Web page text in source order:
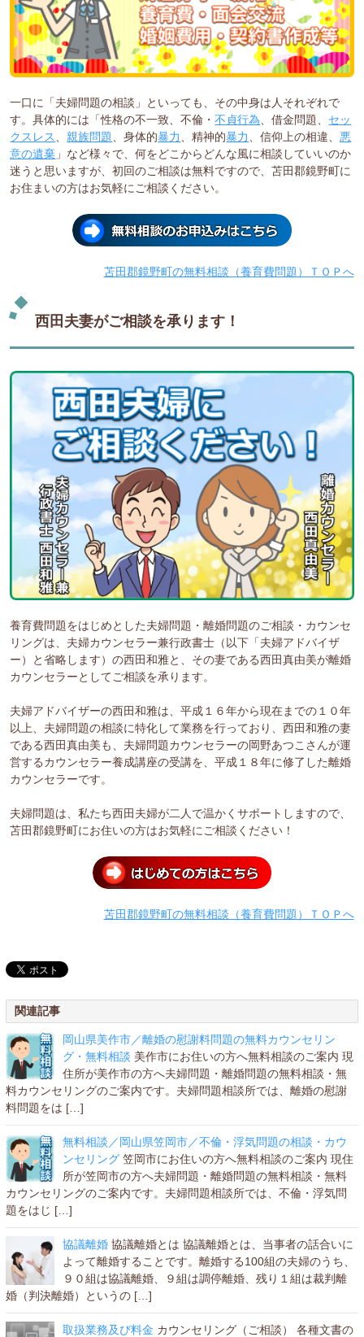
一口に「夫婦問題の相談」といっても、その中身は人それぞれで
す。具体的には「性格の不一致、不倫・不貞行為、借金問題、 セッ
クスレス、親族問題、身体的暴力、精神的暴力、信仰上の相違、悪
意の遺棄 」など様々で、何をどこからどんな風に相談していいのか
迷うと思いますが、初回のご相談は無料ですので、苫田郡鏡野町に
お住まいの方はお気軽にご相談ください。
苫田郡鏡野町の無料相談（養育費問題）ＴＯＰへ
西田夫妻がご相談を承ります！
養育費問題をはじめとした夫婦問題・離婚問題のご相談・カウンセ
リングは、夫婦カウンセラー兼行政書士（以下「夫婦アドバイザ
ー）と省略します）の西田和雅と、その妻である西田真由美が離婚
カウンセラーとしてご相談を承ります。
夫婦アドバイザーの西田和雅は、平成１６年から現在までの１０年
以上、夫婦問題の相談に特化して業務を行っており、西田和雅の妻
である西田真由美も、夫婦問題カウンセラーの岡野あつこさんが運
営するカウンセラー養成講座の受講を、平成１８年に修了した離婚
カウンセラーです。
夫婦問題は、私たち西田夫婦が二人で温かくサポートしますので、
苫田郡鏡野町にお住いの方はお気軽にご相談ください！
苫田郡鏡野町の無料相談（養育費問題）ＴＯＰへ
関連記事
岡山県美作市／離婚の慰謝料問題の無料カウンセリン
グ・無料相談 美作市にお住いの方へ無料相談のご案内 現
住所が美作市の方へ夫婦問題・離婚問題の無料相談・無
料カウンセリングのご案内です。夫婦問題相談所では、離婚の慰謝
料問題をは […]
無料相談／岡山県笠岡市／不倫・浮気問題の相談・カウ
ンセリング 笠岡市にお住いの方へ無料相談のご案内 現住
所が笠岡市の方へ夫婦問題・離婚問題の無料相談・無料
カウンセリングのご案内です。夫婦問題相談所では、不倫・浮気問
題をはじ […]
協議離婚 協議離婚とは 協議離婚とは、当事者の話合いに
よって離婚することです。離婚する100組の夫婦のうち、
９０組は協議離婚、９組は調停離婚、残り１組は裁判離
婚（判決離婚）というの […]
取扱業務及び料金 カウンセリング（ご相談） 各種文書の